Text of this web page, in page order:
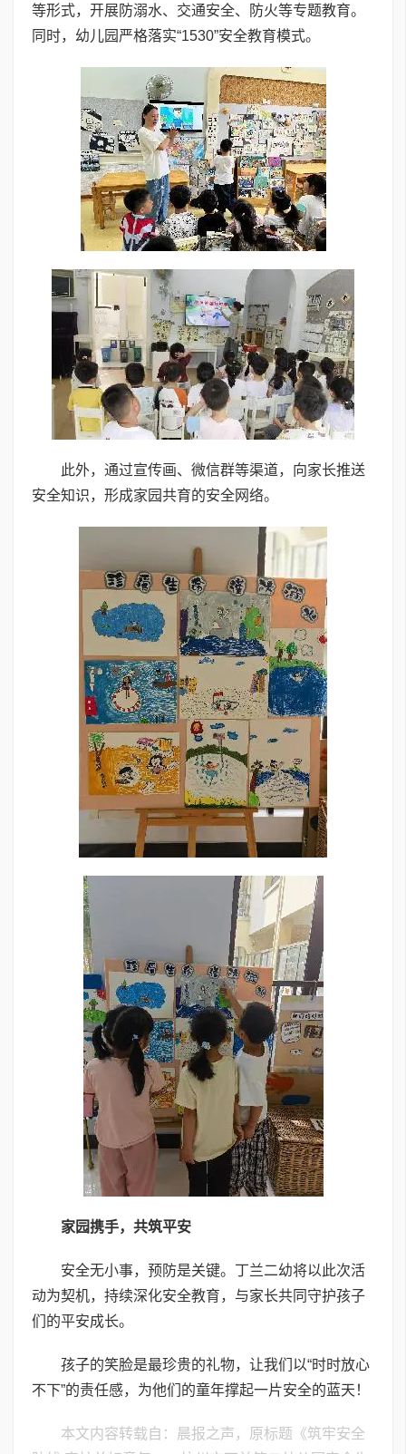
等形式，开展防溺水、交通安全、防火等专题教育。
同时，幼儿园严格落实“1530”安全教育模式。
此外，通过宣传画、微信群等渠道，向家长推送
安全知识，形成家园共育的安全网络。
家园携手，共筑平安
安全无小事，预防是关键。丁兰二幼将以此次活
动为契机，持续深化安全教育，与家长共同守护孩子
们的平安成长。
孩子的笑脸是最珍贵的礼物，让我们以“时时放心
不下”的责任感，为他们的童年撑起一片安全的蓝天！
本文内容转载自：晨报之声，原标题《筑牢安全